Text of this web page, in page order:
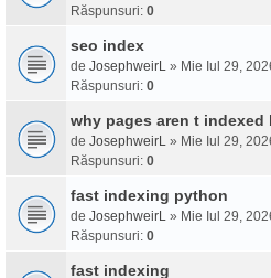
Răspunsuri: 0
seo index
de JosephweirL » Mie Iul 29,
Răspunsuri: 0
why pages aren t indexed
de JosephweirL » Mie Iul 29,
Răspunsuri: 0
fast indexing python
de JosephweirL » Mie Iul 29,
Răspunsuri: 0
fast indexing